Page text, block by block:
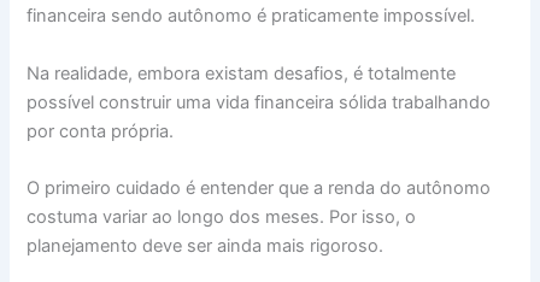
financeira sendo autônomo é praticamente impossível.
Na realidade, embora existam desafios, é totalmente
possível construir uma vida financeira sólida trabalhando
por conta própria.
O primeiro cuidado é entender que a renda do autônomo
costuma variar ao longo dos meses. Por isso, o
planejamento deve ser ainda mais rigoroso.